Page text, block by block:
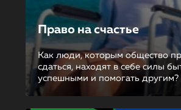
Право на счастье
Как люди, которым общество
сдаться, находят в себе силы
успешными и помогать другим?